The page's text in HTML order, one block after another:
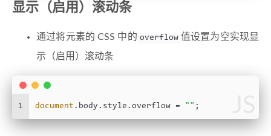
显示（启用）滚动条
通过将元素的 CSS 中的 overflow 值设置为空实现显
示（启用）滚动条
1 document . body . style . overflow = "" ;